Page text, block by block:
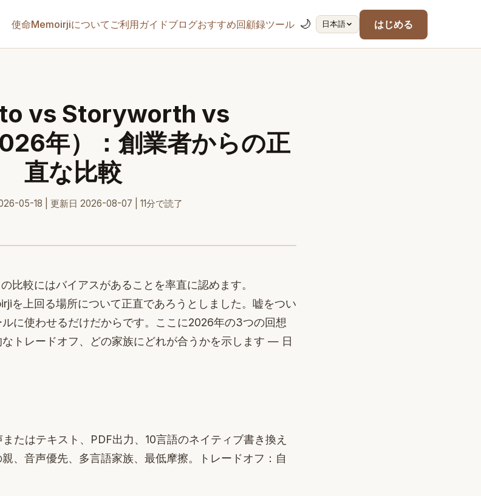
使命Memoirjiについて ご利用ガイドブログおすすめ回顧録ツール 🌙 日本語 はじめる
vs Storyworth vs
年）：創業者からの正
直な比較
05-18 | 更新日 2026-08-07 | 11分で読了
比較にはバイアスがあることを率直に認めます。
を上回る場所について正直であろうとしました。嘘をつい
に使わせるだけだからです。ここに2026年の3つの回想
トレードオフ、どの家族にどれが合うかを示します — 日
またはテキスト、PDF出力、10言語のネイティブ書き換え
親、音声優先、多言語家族、最低摩擦。トレードオフ：自